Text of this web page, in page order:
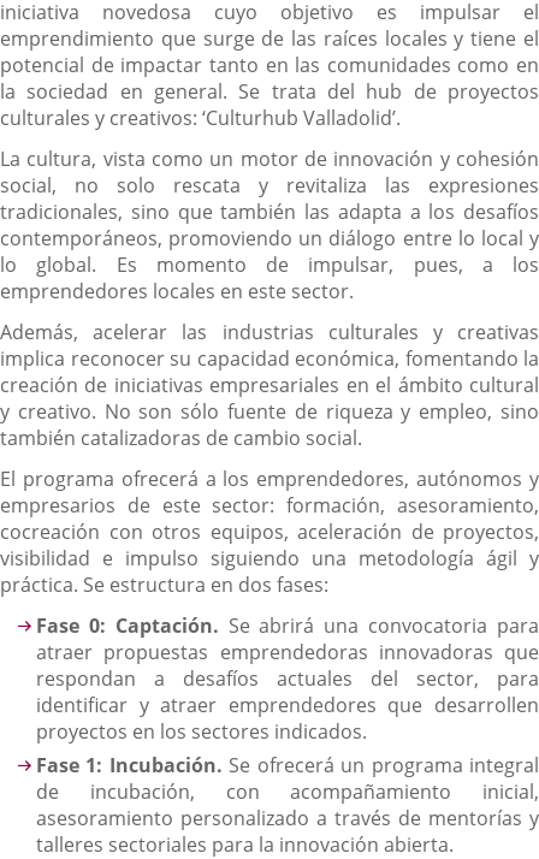
iniciativa novedosa cuyo objetivo es impulsar el
emprendimiento que surge de las raíces locales y tiene el
potencial de impactar tanto en las comunidades como en
la sociedad en general. Se trata del hub de proyectos
culturales y creativos: ‘Culturhub Valladolid’.
La cultura, vista como un motor de innovación y cohesión
social, no solo rescata y revitaliza las expresiones
tradicionales, sino que también las adapta a los desafíos
contemporáneos, promoviendo un diálogo entre lo local y
lo global. Es momento de impulsar, pues, a los
emprendedores locales en este sector.
Además, acelerar las industrias culturales y creativas
implica reconocer su capacidad económica, fomentando la
creación de iniciativas empresariales en el ámbito cultural
y creativo. No son sólo fuente de riqueza y empleo, sino
también catalizadoras de cambio social.
El programa ofrecerá a los emprendedores, autónomos y
empresarios de este sector: formación, asesoramiento,
cocreación con otros equipos, aceleración de proyectos,
visibilidad e impulso siguiendo una metodología ágil y
práctica. Se estructura en dos fases:
Fase 0: Captación. Se abrirá una convocatoria para
atraer propuestas emprendedoras innovadoras que
respondan a desafíos actuales del sector, para
identificar y atraer emprendedores que desarrollen
proyectos en los sectores indicados.
Fase 1: Incubación. Se ofrecerá un programa integral
de incubación, con acompañamiento inicial,
asesoramiento personalizado a través de mentorías y
talleres sectoriales para la innovación abierta.